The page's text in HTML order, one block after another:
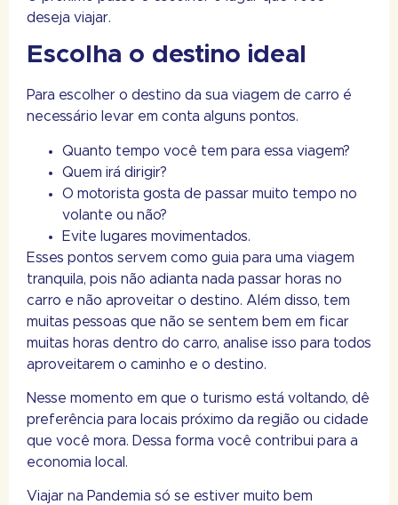
deseja viajar.
Escolha o destino ideal
Para escolher o destino da sua viagem de carro é
necessário levar em conta alguns pontos.
Quanto tempo você tem para essa viagem?
Quem irá dirigir?
O motorista gosta de passar muito tempo no
volante ou não?
Evite lugares movimentados.
Esses pontos servem como guia para uma viagem
tranquila, pois não adianta nada passar horas no
carro e não aproveitar o destino. Além disso, tem
muitas pessoas que não se sentem bem em ficar
muitas horas dentro do carro, analise isso para todos
aproveitarem o caminho e o destino.
Nesse momento em que o turismo está voltando, dê
preferência para locais próximo da região ou cidade
que você mora. Dessa forma você contribui para a
economia local.
Viajar na Pandemia só se estiver muito bem